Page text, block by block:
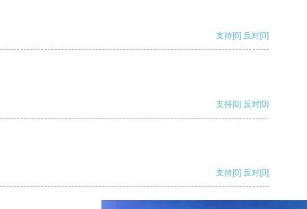
支持[0] 反对[0]
支持[0] 反对[0]
支持[0] 反对[0]